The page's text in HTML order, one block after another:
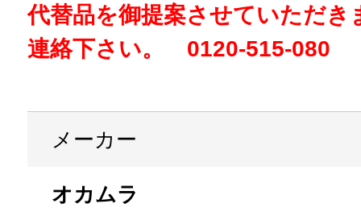
代替品を御提案させていただき
連絡下さい。 0120-515-080
メーカー
オカムラ